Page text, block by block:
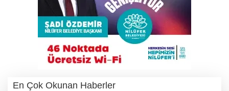
En Çok Okunan Haberler